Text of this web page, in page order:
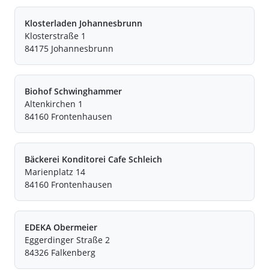
Klosterladen Johannesbrunn
Klosterstraße 1
84175 Johannesbrunn
Biohof Schwinghammer
Altenkirchen 1
84160 Frontenhausen
Bäckerei Konditorei Cafe Schleich
Marienplatz 14
84160 Frontenhausen
EDEKA Obermeier
Eggerdinger Straße 2
84326 Falkenberg